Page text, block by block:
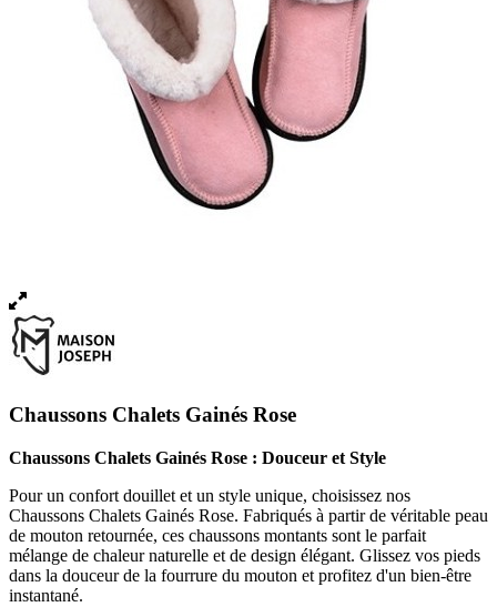
Chaussons Chalets Gainés Rose
Chaussons Chalets Gainés Rose : Douceur et Style
Pour un confort douillet et un style unique, choisissez nos
Chaussons Chalets Gainés Rose. Fabriqués à partir de véritable peau
de mouton retournée, ces chaussons montants sont le parfait
mélange de chaleur naturelle et de design élégant. Glissez vos pieds
dans la douceur de la fourrure du mouton et profitez d'un bien-être
instantané.